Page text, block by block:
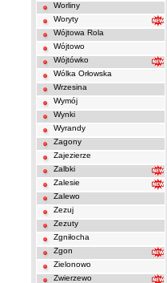
Worliny
Woryty
Wójtowa Rola
Wójtowo
Wójtówko
Wólka Orłowska
Wrzesina
Wymój
Wynki
Wyrandy
Zagony
Zajezierze
Zalbki
Zalesie
Zalewo
Zezuj
Zezuty
Zgniłocha
Zgon
Zielonowo
Zwierzewo